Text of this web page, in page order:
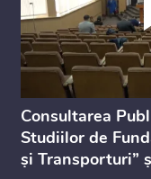
Consultarea
Studiilor de
și Transporturi”